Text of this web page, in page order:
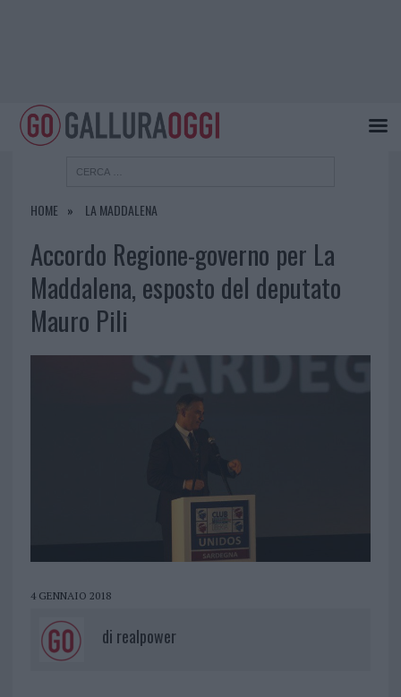
HOME LA MADDALENA
Accordo Regione-governo per La
Maddalena, esposto del deputato
Mauro Pili
4 GENNAIO 2018
di realpower